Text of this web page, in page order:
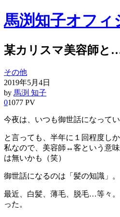
馬渕知子オフィ
某カリスマ美容師と
その他
2019年5月4日
by 馬渕 知子
01077 PV
今夜は、いつも御世話になって
と言っても、半年に１回程度し
私なので、美容師↔︎客という意
は無いかも（笑）
御世話になるのは「髪の知識」。
最近、白髪、薄毛、脱毛…等々
った。